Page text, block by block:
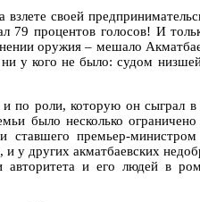
своей
79 процентов голосов! И
оружия – мешало
у кого не было: судом
по роли, которую он сыграл
было несколько
ставшего премьер-
у других акматбаевских
авторитета и его людей в